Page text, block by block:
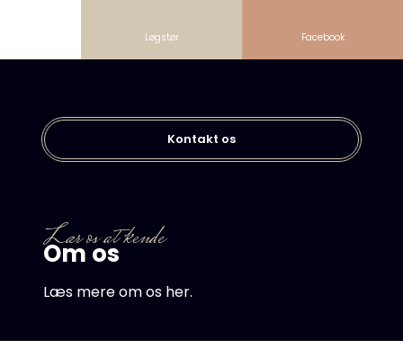
Kontakt os​
Lær os at kende​
Om os
Læs mere om os her.
Løgstør Facebook